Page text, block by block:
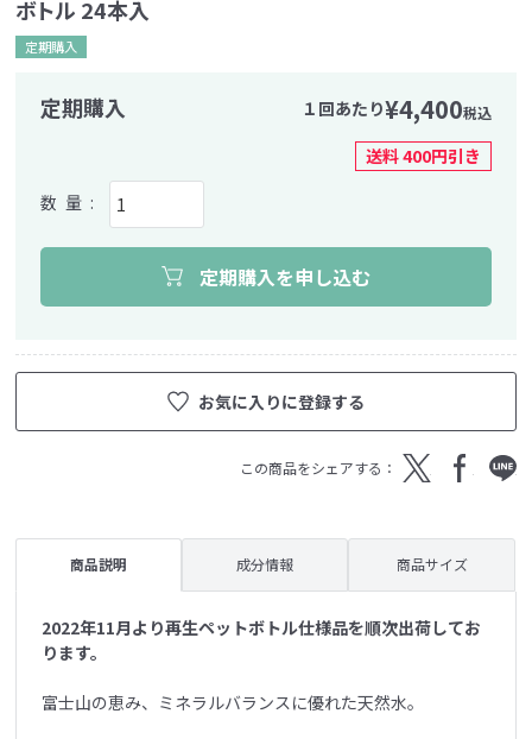
ボトル 24本入
定期購入
１回あたり¥4,400税込
送料 400円引き
お気に入りに登録する
定期購入を申し込む
この商品をシェアする：
ok
L
商品説明 成分情報 商品サイズ
2022年11月より再生ペットボトル仕様品を順次出荷してお
ります。
富士山の恵み、ミネラルバランスに優れた天然水。